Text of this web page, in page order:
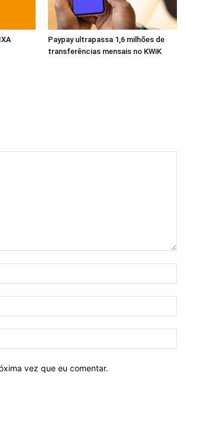
Paypay ultrapassa 1,6 milhões de
transferências mensais no KWiK
vez que eu comentar.